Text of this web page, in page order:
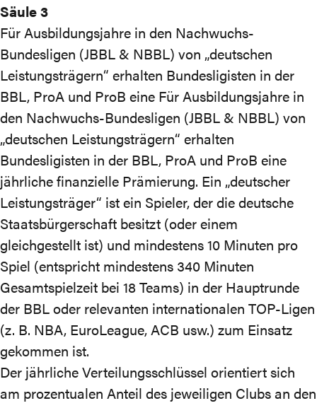
Säule 3
Für Ausbildungsjahre in den Nachwuchs-
Bundesligen (JBBL & NBBL) von „deutschen
Leistungsträgern“ erhalten Bundesligisten in der
BBL, ProA und ProB eine Für Ausbildungsjahre in
den Nachwuchs-Bundesligen (JBBL & NBBL) von
„deutschen Leistungsträgern“ erhalten
Bundesligisten in der BBL, ProA und ProB eine
jährliche finanzielle Prämierung. Ein „deutscher
Leistungsträger“ ist ein Spieler, der die deutsche
Staatsbürgerschaft besitzt (oder einem
gleichgestellt ist) und mindestens 10 Minuten pro
Spiel (entspricht mindestens 340 Minuten
Gesamtspielzeit bei 18 Teams) in der Hauptrunde
der BBL oder relevanten internationalen TOP-Ligen
(z. B. NBA, EuroLeague, ACB usw.) zum Einsatz
gekommen ist.
Der jährliche Verteilungsschlüssel orientiert sich
am prozentualen Anteil des jeweiligen Clubs an den